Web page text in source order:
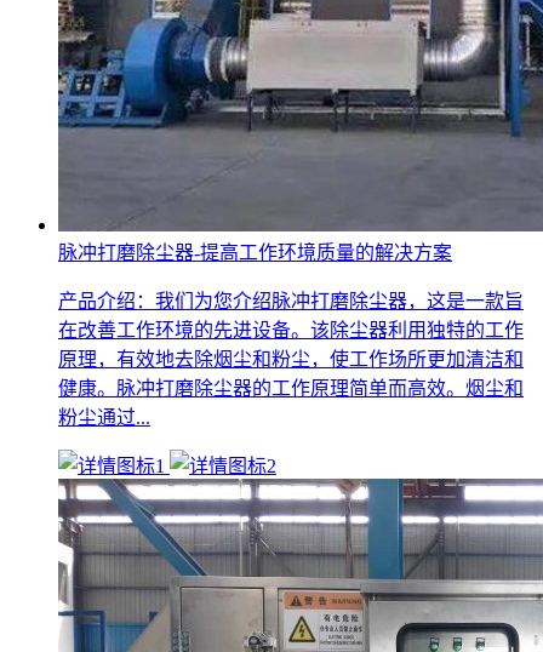
脉冲打磨除尘器-提高工作环境质量的解决方案
产品介绍：我们为您介绍脉冲打磨除尘器，这是一款旨
在改善工作环境的先进设备。该除尘器利用独特的工作
原理，有效地去除烟尘和粉尘，使工作场所更加清洁和
健康。脉冲打磨除尘器的工作原理简单而高效。烟尘和
粉尘通过...